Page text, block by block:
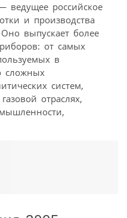
российское
и производства
выпускает более
от самых
в
сложных
систем,
отраслях,